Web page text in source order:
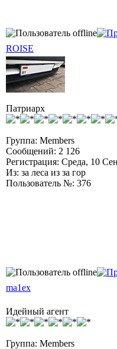
ROISE
Патриарх
Группа: Members
Сообщений: 2 126
Регистрация: Среда, 10
Из: за леса из за гор
Пользователь №: 376
ma1ex
Идейный агент
Группа: Members